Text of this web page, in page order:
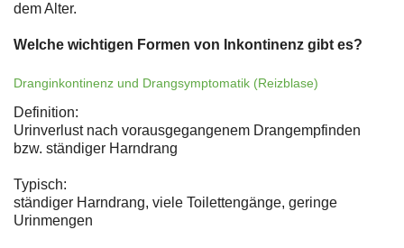
dem Alter.
Welche wichtigen Formen von Inkontinenz gibt es?
Dranginkontinenz und Drangsymptomatik (Reizblase)
Definition:
Urinverlust nach vorausgegangenem Drangempfinden
bzw. ständiger Harndrang
Typisch:
ständiger Harndrang, viele Toilettengänge, geringe
Urinmengen